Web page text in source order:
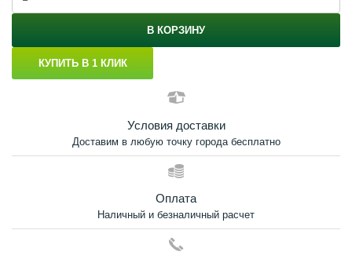
В КОРЗИНУ
КУПИТЬ В 1 КЛИК
Условия доставки
Доставим в любую точку города бесплатно
Оплата
Наличный и безналичный расчет